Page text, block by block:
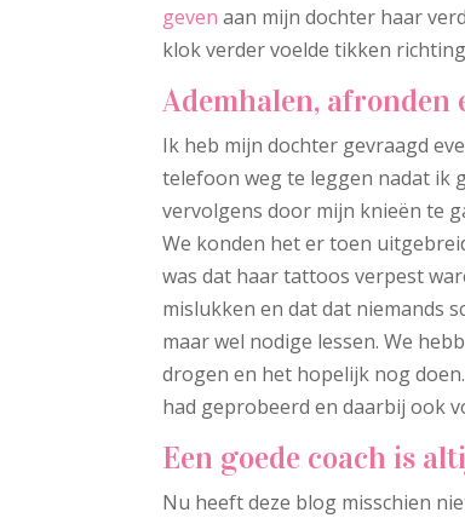
geven aan mijn dochter haar
klok verder voelde tikken
Ademhalen, afronden
Ik heb mijn dochter gevraagd
telefoon weg te leggen nadat ik
vervolgens door mijn knieën te
We konden het er toen
was dat haar tattoos verpest
mislukken en dat dat niemands
maar wel nodige lessen. We
drogen en het hopelijk nog
had geprobeerd en daarbij ook
Een goede coach is
Nu heeft deze blog misschien